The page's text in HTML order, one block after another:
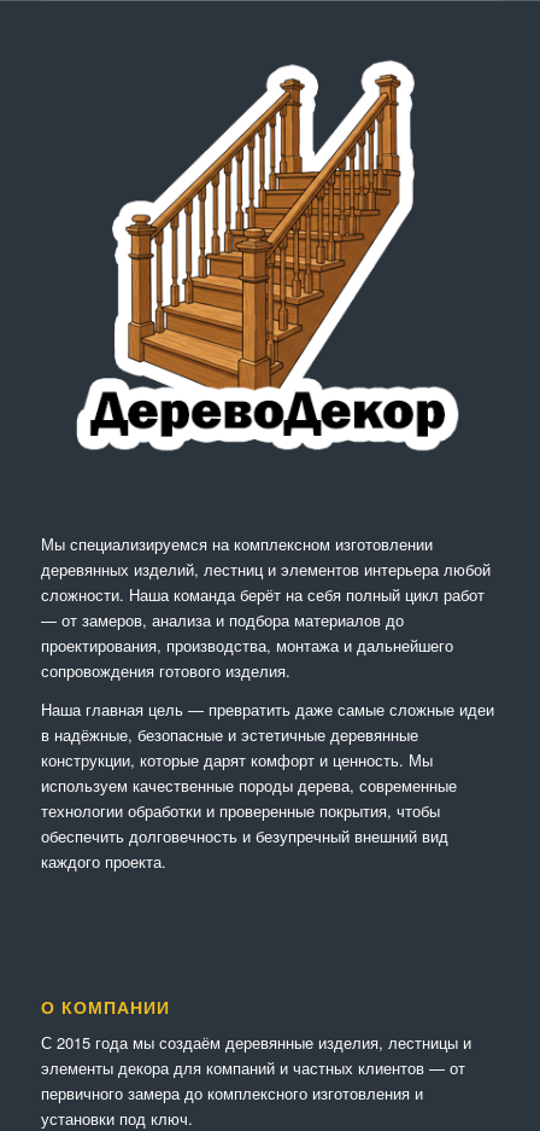
Мы специализируемся на комплексном изготовлении
деревянных изделий, лестниц и элементов интерьера любой
сложности. Наша команда берёт на себя полный цикл работ
— от замеров, анализа и подбора материалов до
проектирования, производства, монтажа и дальнейшего
сопровождения готового изделия.
Наша главная цель — превратить даже самые сложные идеи
в надёжные, безопасные и эстетичные деревянные
конструкции, которые дарят комфорт и ценность. Мы
используем качественные породы дерева, современные
технологии обработки и проверенные покрытия, чтобы
обеспечить долговечность и безупречный внешний вид
каждого проекта.
О КОМПАНИИ
С 2015 года мы создаём деревянные изделия, лестницы и
элементы декора для компаний и частных клиентов — от
первичного замера до комплексного изготовления и
установки под ключ.